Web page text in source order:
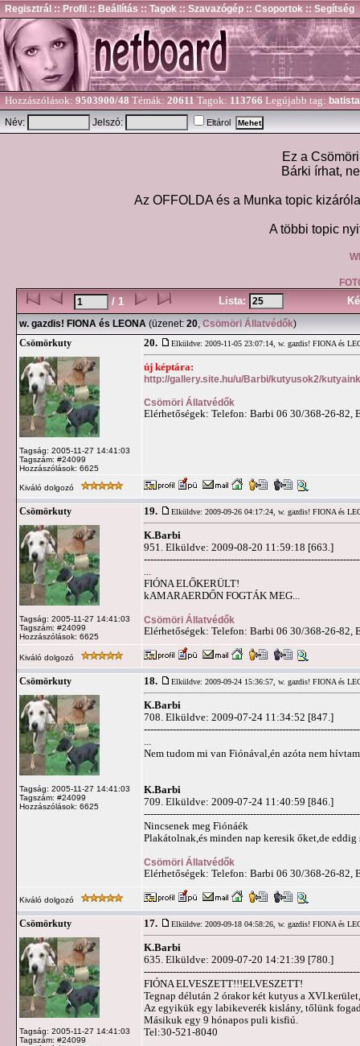
Regisztrál :: Profil :: Beállítás :: Tagok :: Szavazógép :: Csoportok :: Segítség
Hozzászólások: 9503900/48 Témák: 20611 Tagok: 113766 Legújabb tag: batista
Név:
Jelszó: Eltárol
Ez a
Bárki írhat,
Az OFFOLDA és a Munka topic
A többi topic
/ 1 Lista:
w. gazdis! FIONA és LEONA (üzenet: 20, Csömöri Állatvédők)
Csömörkuty
Tagság: 2005-11-27 14:41:03
Tagszám: #24099
Hozzászólások: 6625
20. Elküldve: 2009-11-05 23:07:14, w. gazdis! FIONA és
új képtára:
http://gallery.site.hu/u/Barbi/kutyusok2/
Csömöri Állatvédők
Elérhetőségek: Telefon: Barbi 06 30/368-26-82,
Kiváló dolgozó
Csömörkuty
Tagság: 2005-11-27 14:41:03
Tagszám: #24099
Hozzászólások: 6625
19. Elküldve: 2009-09-26 04:17:24, w. gazdis! FIONA és
K.Barbi
951. Elküldve: 2009-08-20 11:59:18 [663.]
FIÓNA ELŐKERÜLT!
kAMARAERDŐN FOGTÁK MEG...
Csömöri Állatvédők
Elérhetőségek: Telefon: Barbi 06 30/368-26-82,
Kiváló dolgozó
Csömörkuty
Tagság: 2005-11-27 14:41:03
Tagszám: #24099
Hozzászólások: 6625
18. Elküldve: 2009-09-24 15:36:57, w. gazdis! FIONA és
K.Barbi
708. Elküldve: 2009-07-24 11:34:52 [847.]
Nem tudom mi van Fiónával,én azóta nem
K.Barbi
709. Elküldve: 2009-07-24 11:40:59 [846.]
Nincsenek meg Fiónáék
Plakátolnak,és minden nap keresik őket,de eddig
Csömöri Állatvédők
Elérhetőségek: Telefon: Barbi 06 30/368-26-82,
Kiváló dolgozó
Csömörkuty
Tagság: 2005-11-27 14:41:03
Tagszám: #24099
17. Elküldve: 2009-09-18 04:58:26, w. gazdis! FIONA és
K.Barbi
635. Elküldve: 2009-07-20 14:21:39 [780.]
FIÓNA ELVESZETT!!!ELVESZETT!
Tegnap délután 2 órakor két kutyus a
Az egyikük egy labikeverék kislány, tőlünk
Másikuk egy 9 hónapos puli kisfiú.
Tel:30-521-8040